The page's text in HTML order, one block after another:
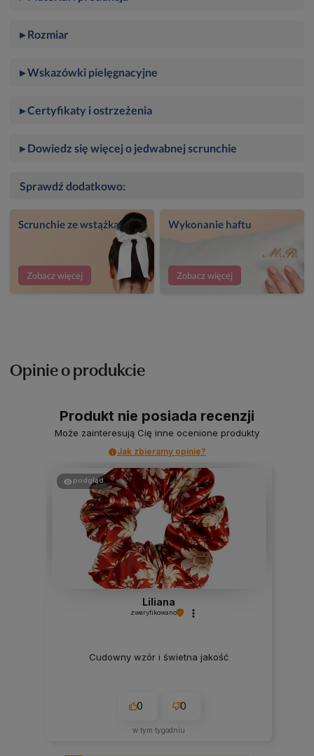
▸ Rozmiar
▸ Wskazówki pielęgnacyjne
▸ Certyfikaty i ostrzeżenia
▸ Dowiedz się więcej o jedwabnej scrunchie
Sprawdź dodatkowo:
Scrunchie ze wstążką
Zobacz więcej
Wykonanie haftu
Zobacz więcej
Opinie o produkcie
Produkt nie posiada recenzji
Może zainteresują Cię inne ocenione produkty
Jak zbieramy opinie?
podgląd
Liliana
zweryfikowano
Cudowny wzór i świetna jakość
0 0
w tym tygodniu